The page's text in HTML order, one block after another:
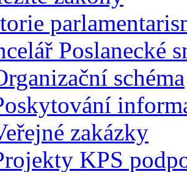
Poslanecké
schéma
zakázky
KPS